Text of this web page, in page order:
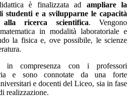
è finalizzata ad ampliare la
studenti e a svilupparne le capacità
ricerca scientifica. Vengono
in modalità laboratoriale e
la fisica e, ove possibile, le scienze
compresenza con i professori
e sono connotate da una forte
e docenti del Liceo, sia in fase
realizzazione.